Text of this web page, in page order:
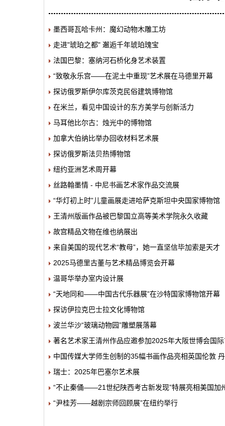
墨西哥瓦哈卡州：魔幻动物木雕工坊
走进"琥珀之都" 邂逅千年琥珀瑰宝
法国巴黎：塞纳河石桥化身艺术装置
“致敬永乐宫——在泥土中重现”艺术展在马德里开幕
探访俄罗斯伊尔库茨克民俗建筑博物馆
在米兰，看见中国设计的东方美学与创新活力
马耳他比尔古：烛光中的博物馆
加拿大伯纳比举办回收材料艺术展
探访俄罗斯法贝热博物馆
纽约亚洲艺术周开幕
丝路翰墨情 - 中尼书画艺术家作品交流展
“华灯初上时”儿童画展走进哈萨克斯坦中央国家博物馆
王清州版画作品被巴黎国立高等美术学院永久收藏
故宫精品文物在维也纳展出
来自美国的现代艺术“教母”，她一直坚信毕加索是天才
2025马德里古董与艺术精品博览会开幕
温哥华举办室内设计展
“天地同和——中国古代乐器展”在沙特国家博物馆开幕
探访伊拉克巴士拉文化博物馆
波兰华沙“玻璃动物园”雕塑展落幕
著名艺术家王清州作品应邀参加2025年大阪世博会国
中国传媒大学师生创制的35幅书画作品亮相英国伦敦
瑞士：2025年巴塞尔艺术展
“不止秦俑——21世纪陕西考古新发现”特展亮相美国加
“尹桂芳——越剧宗师回顾展”在纽约举行